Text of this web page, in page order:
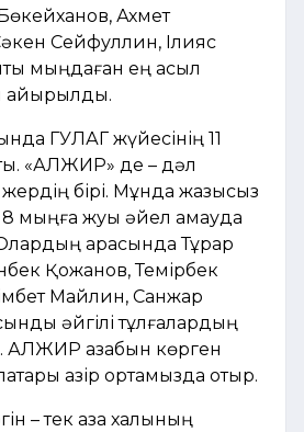
Ахмет
Сейфуллин, Ілияс
мыңдаған ең асыл
айырылды.
ГУЛАГ жүйесінің 11
«АЛЖИР» де – дәл
жердің бірі. Мұнда жазықсыз
мыңға жуық әйел қамауда
арасында Тұрар
Қожанов, Темірбек
Майлин, Санжар
әйгілі тұлғалардың
АЛЖИР азабын көрген
қазір ортамызда отыр.
– тек қазақ халқының